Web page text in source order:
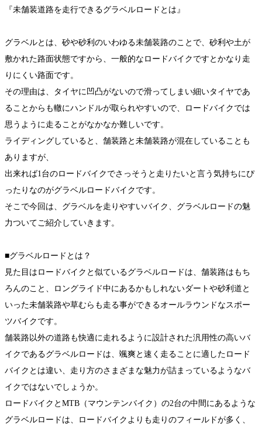
『未舗装道路を走行できるグラベルロードとは』
グラベルとは、砂や砂利のいわゆる未舗装路のことで、砂利や土が
敷かれた路面状態ですから、一般的なロードバイクですとかなり走
りにくい路面です。
その理由は、タイヤに凹凸がないので滑ってしまい細いタイヤであ
ることからも轍にハンドルが取られやすいので、ロードバイクでは
思うように走ることがなかなか難しいです。
ライディングしていると、舗装路と未舗装路が混在していることも
ありますが、
出来れば1台のロードバイクでさっそうと走りたいと言う気持ちにぴ
ったりなのがグラベルロードバイクです。
そこで今回は、グラベルを走りやすいバイク、グラベルロードの魅
力ついてご紹介していきます。
■グラベルロードとは？
見た目はロードバイクと似ているグラベルロードは、舗装路はもち
ろんのこと、ロングライド中にあるかもしれないダートや砂利道と
いった未舗装路や草むらも走る事ができるオールラウンドなスポー
ツバイクです。
舗装路以外の道路も快適に走れるように設計された汎用性の高いバ
イクであるグラベルロードは、颯爽と速く走ることに適したロード
バイクとは違い、走り方のさまざまな魅力が詰まっているようなバ
イクではないでしょうか。
ロードバイクとMTB（マウンテンバイク）の2台の中間にあるような
グラベルロードは、ロードバイクよりも走りのフィールドが多く、